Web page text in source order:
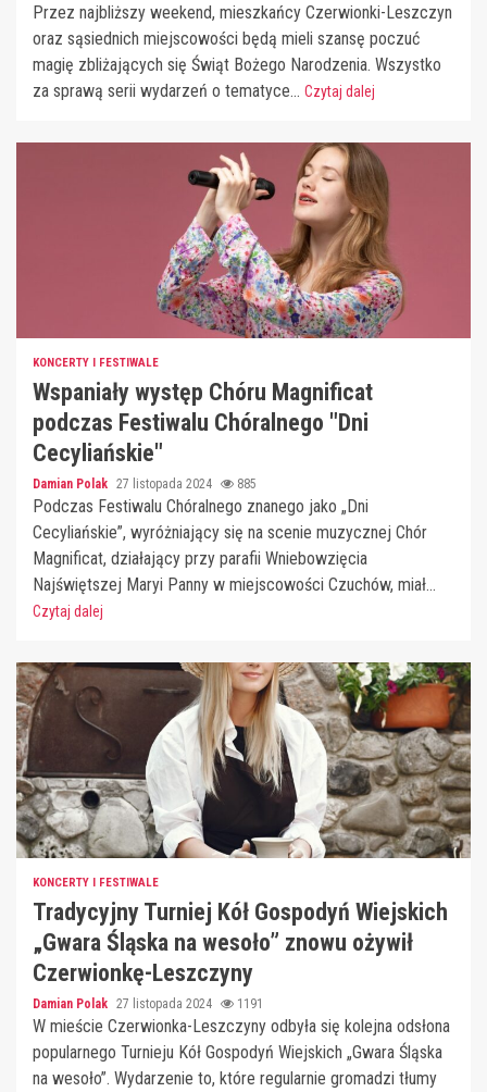
Przez najbliższy weekend, mieszkańcy Czerwionki-Leszczyn
oraz sąsiednich miejscowości będą mieli szansę poczuć
magię zbliżających się Świąt Bożego Narodzenia. Wszystko
za sprawą serii wydarzeń o tematyce... Czytaj dalej
KONCERTY I FESTIWALE
Wspaniały występ Chóru Magnificat
podczas Festiwalu Chóralnego "Dni
Cecyliańskie"
Damian Polak 27 listopada 2024 885
Podczas Festiwalu Chóralnego znanego jako „Dni
Cecyliańskie”, wyróżniający się na scenie muzycznej Chór
Magnificat, działający przy parafii Wniebowzięcia
Najświętszej Maryi Panny w miejscowości Czuchów, miał...
Czytaj dalej
KONCERTY I FESTIWALE
Tradycyjny Turniej Kół Gospodyń Wiejskich
„Gwara Śląska na wesoło” znowu ożywił
Czerwionkę-Leszczyny
Damian Polak 27 listopada 2024 1191
W mieście Czerwionka-Leszczyny odbyła się kolejna odsłona
popularnego Turnieju Kół Gospodyń Wiejskich „Gwara Śląska
na wesoło”. Wydarzenie to, które regularnie gromadzi tłumy